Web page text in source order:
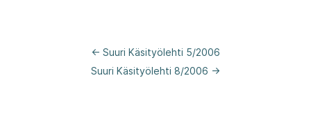
← Suuri Käsityölehti 5/2006
Suuri Käsityölehti 8/2006 →